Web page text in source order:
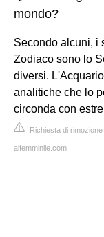
mondo?
Secondo alcuni, i
Zodiaco sono lo
diversi.
analitiche che lo
circonda con
Richiesta di
alfemminile.com